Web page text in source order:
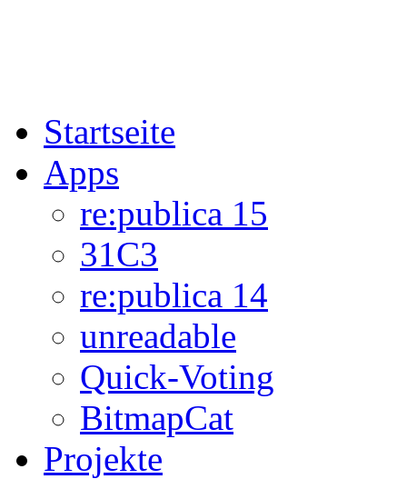
Startseite
Apps
re:publica 15
31C3
re:publica 14
unreadable
Quick-Voting
BitmapCat
Projekte